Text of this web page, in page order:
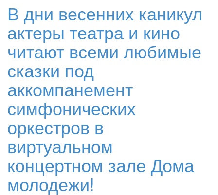
В дни весенних каникул
актеры театра и кино
читают всеми любимые
сказки под
аккомпанемент
симфонических
оркестров в
виртуальном
концертном зале Дома
молодежи!